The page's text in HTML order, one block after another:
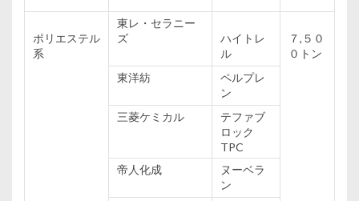
ポリエステル
系
東レ・セラニー
ズ
ハイトレ
ル
７,５０
０トン
東洋紡
ペルプレ
ン
三菱ケミカル
テファブ
ロック
TPC
帝人化成
ヌーベラ
ン